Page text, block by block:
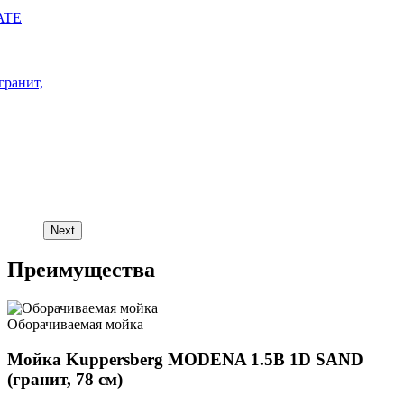
Next
Преимущества
Оборачиваемая мойка
Мойка Kuppersberg MODENA 1.5B 1D SAND
(гранит, 78 см)